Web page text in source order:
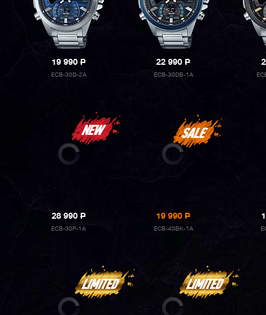
19 990P
ECB-30D-2A
22 990P
ECB-30DB-1A
28 990P
ECB-30P-1A
19 990P
ECB-40BK-1A